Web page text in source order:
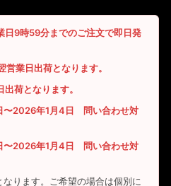
日9時59分までのご注文で即日発
業日出荷となります。
荷となります。
〜2026年1月4日 問い合わせ対
〜2026年1月4日 問い合わせ対
ります。ご希望の場合は個別に